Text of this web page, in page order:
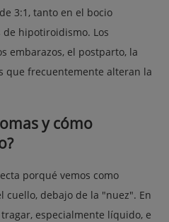
3:1, tanto en el bocio
hipotiroidismo. Los
embarazos, el postparto, la
que frecuentemente alteran la
y cómo
porqué vemos como
debajo de la "nuez". En
especialmente líquido, e